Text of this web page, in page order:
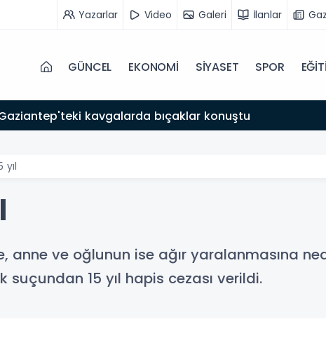
Yazarlar Video Galeri İlanlar
GÜNCEL EKONOMİ SİYASET SPOR
kavgalarda bıçaklar konuştu
yıl
anne ve oğlunun ise ağır yaralanmasına
15 yıl hapis cezası verildi.